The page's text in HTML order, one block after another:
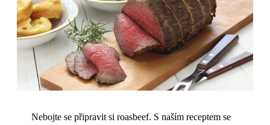
Nebojte se připravit si roasbeef. S naším receptem se